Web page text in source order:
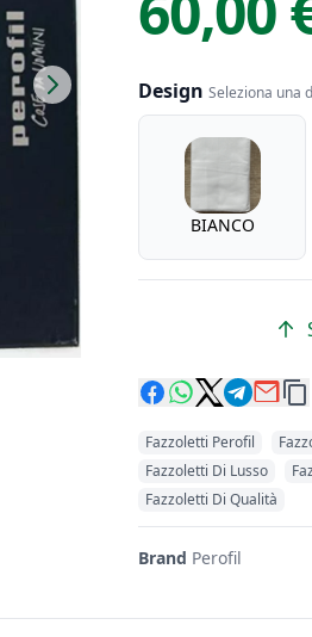
Design Seleziona una
Design
BIANCO
Fazzoletti Perofil
Fazzoletti Di Lusso
Fazzoletti Di Qualità
Brand Perofil